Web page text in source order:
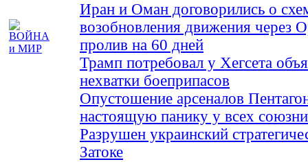
Иран и Оман договорились о
возобновления движения через
пролив на 60 дней
Трамп потребовал у Хегсета
нехватки боеприпасов
Опустошение арсеналов
настоящую панику у всех
Разрушен украинский
Затоке